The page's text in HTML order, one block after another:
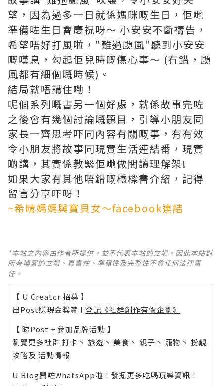
望，因為過多一日就係媽咪嘅生日，佢哋
準備咗生日會慶祝呀～ 小安安不斷禱告，
希望唔好打風啦，"難過颱風"聽到小安安
嘅嘆息，勾起佢兒時嘅傷心事～ (冇錯，颱
風都有細個嘅時候)。
結局就唔講住嘞！
呢個系列嘅書另一個好處，就係故事完咗
之後會有幾個討論嘅題目，引導小朋友同
家長一齊思考吓同內容有關嘅事，有有效
令小朋友將故事同現實生活連結番，現實
啲講，其實係教緊佢哋做閱讀理解架!
如果大家有其他唔錯嘅橋樑書介紹，記得
留言分享吓呀！
~希晴媽媽與寶貝女～facebook連結
*本站之內容由作者所提供，並不代表本站的立場。因此本站對
所有博客的立場、真實性、準確性及完整性不負任何法律責
任。
【 U Creator 招募 】
出Post賺現金獎賞 l 登記《社群創作有價企劃》
【 睇Post + 參加品牌活動 】
瀏覽更多社群 打卡 丶 旅遊 丶 美食 丶 親子 丶 寵物 丶 扮靚
攻略及 活動情報
U Blog開咗WhatsApp啦！發掘更多吃喝玩樂資訊！